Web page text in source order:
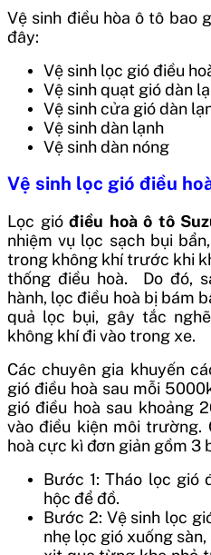
Vệ sinh điều hòa ô tô bao
đây:
Vệ sinh lọc gió điều
Vệ sinh quạt gió dàn
Vệ sinh cửa gió dàn
Vệ sinh dàn lạnh
Vệ sinh dàn nóng
Vệ sinh lọc gió điều
Lọc gióđiều hoà ô tô
nhiệm vụ lọc sạch bụi
trong không khí trước khi
thống điều hoà. Do đó,
hành, lọc điều hoà bị bám
quả lọc bụi, gây tắc
không khí đi vào trong xe.
Các chuyên gia khuyến
gió điều hoà sau mỗi
gió điều hoà sau khoảng
vào điều kiện môi trường.
hoà cực kì đơn giản gồm 3
Bước 1: Tháo lọc gió
hộc để đồ.
Bước 2: Vệ sinh lọc
nhẹ lọc gió xuống